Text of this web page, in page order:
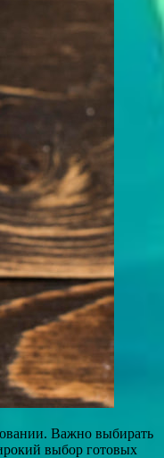
Важно выбирать
выбор готовых